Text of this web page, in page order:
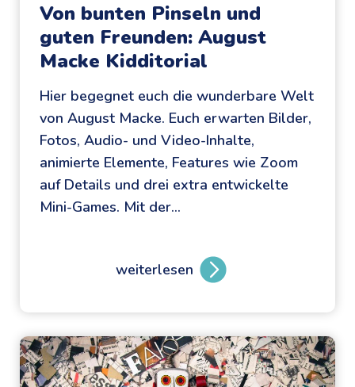
Von bunten Pinseln und
guten Freunden: August
Macke Kidditorial
Hier begegnet euch die wunderbare Welt
von August Macke. Euch erwarten Bilder,
Fotos, Audio- und Video-Inhalte,
animierte Elemente, Features wie Zoom
auf Details und drei extra entwickelte
Mini-Games. Mit der…
weiterlesen
V
b
u